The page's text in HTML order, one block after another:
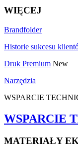
WIĘCEJ
Brandfolder
Historie sukcesu
Druk Premium New
Narzędzia
WSPARCIE
WSPARCIE
MATERIAŁY